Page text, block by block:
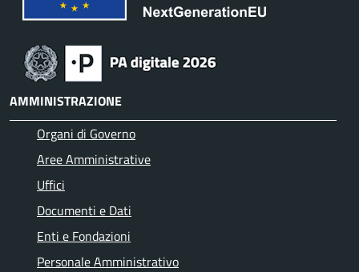
AMMINISTRAZIONE
Organi di Governo
Aree Amministrative
Uffici
Documenti e Dati
Enti e Fondazioni
Personale Amministrativo